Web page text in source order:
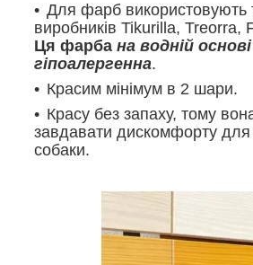
Для фарб використовують
виробників Tikurilla, Treorra,
Ця фарба на водній
гіпоалергенна.
Красим мінімум в 2 шари.
Красу без запаху, тому
завдавати дискомфорту
собаки.